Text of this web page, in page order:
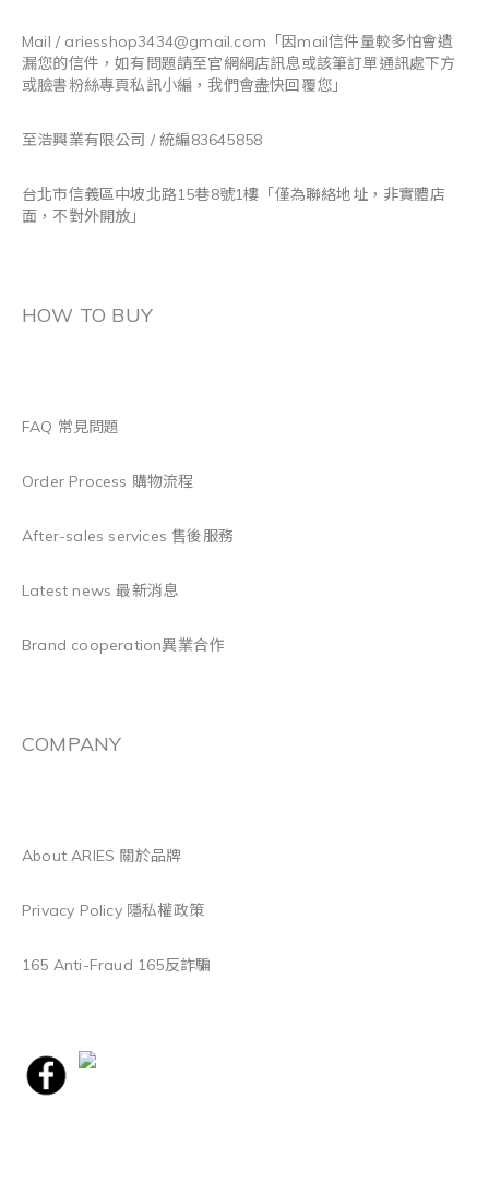
Mail / ariesshop3434@gmail.com 「因mail信件量較多怕會遺
漏您的信件，如有問題請至官網網店訊息或該筆訂單通訊處下方
或臉書粉絲專頁私訊小編，我們會盡快回覆您」
至浩興業有限公司 / 統編83645858
台北市信義區中坡北路15巷8號1樓「僅為聯絡地址，非實體店
面，不對外開放」
HOW TO BUY
FAQ 常見問題
Order Process 購物流程
After-sales services 售後服務
Latest news 最新消息
Brand cooperation異業合作
COMPANY
About ARIES 關於品牌
Privacy Policy 隱私權政策
165 Anti-Fraud 165反詐騙